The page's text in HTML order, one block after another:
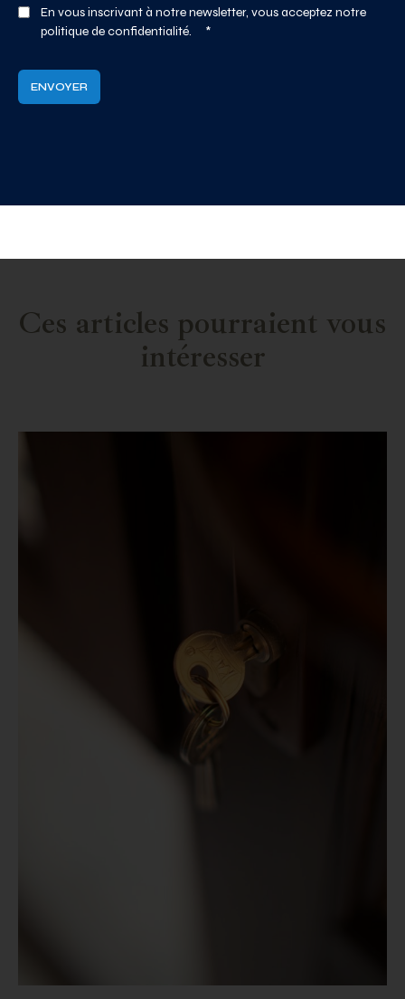
En vous inscrivant à notre newsletter, vous acceptez notre
politique de confidentialité.
*
Ces articles pourraient vous
intéresser